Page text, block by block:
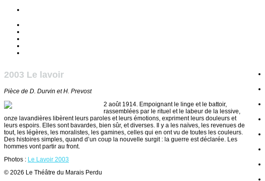
2003 Le lavoir
Pièce de D. Durvin et H. Prevost
2 août 1914. Empoignant le linge et le battoir,
rassemblées par le rituel et le labeur de la lessive,
onze lavandières libèrent leurs paroles et leurs émotions, expriment leurs douleurs et
leurs espoirs. Elles sont bavardes, bien sûr, et diverses. Il y a les naïves, les revenues de
tout, les légères, les moralistes, les gamines, celles qui en ont vu de toutes les couleurs.
Des histoires simples, quand d’un coup la nouvelle surgit : la guerre est déclarée. Les
hommes vont partir au front.
Photos : Le Lavoir 2003
© 2026 Le Théâtre du Marais Perdu